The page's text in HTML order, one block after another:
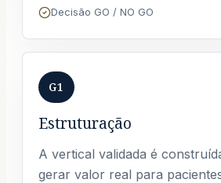
Decisão GO / NO GO
G1
Estruturação
A vertical validada é
gerar valor real para